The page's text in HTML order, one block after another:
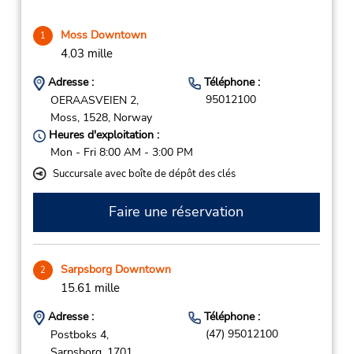
1 Moss Downtown
4.03 mille
Adresse :
OERAASVEIEN 2,
Moss, 1528, Norway
Téléphone :
95012100
Heures d'exploitation :
Mon - Fri 8:00 AM - 3:00 PM
Succursale avec boîte de dépôt des clés
Faire une réservation
2 Sarpsborg Downtown
15.61 mille
Adresse :
Postboks 4,
Téléphone :
(47) 95012100